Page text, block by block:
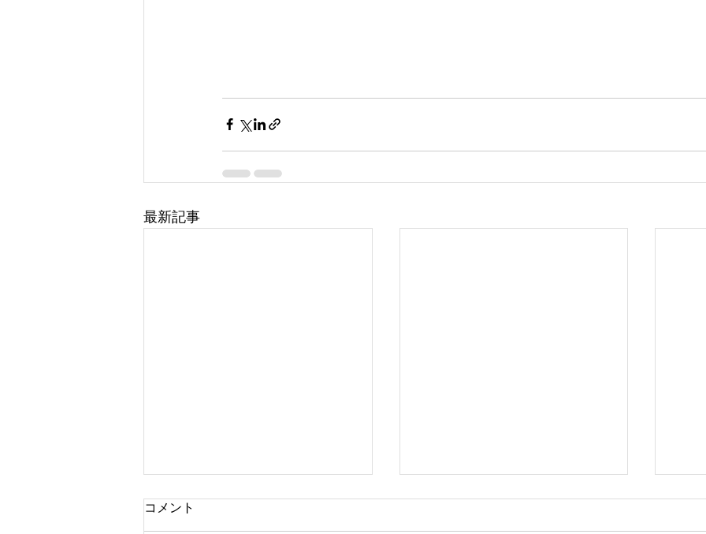
最新記事
コメント